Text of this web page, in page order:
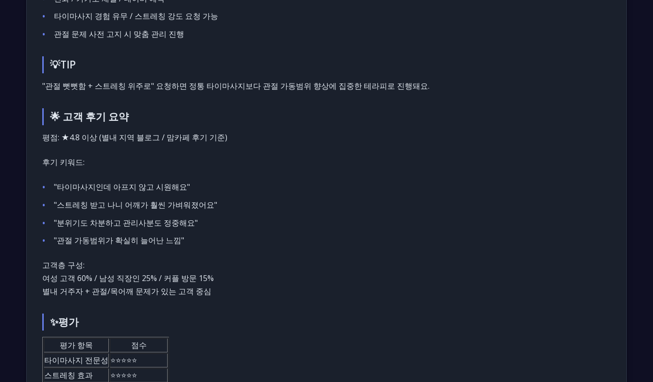
타이마사지 경험 유무 / 스트레칭 강도 요청 가능
관절 문제 사전 고지 시 맞춤 관리 진행
💡TIP
"관절 뻣뻣함 + 스트레칭 위주로" 요청하면 정통 타이마사지보다 관절 가동범위 향상에 집중한 테라피로 진행돼요.
🌟 고객 후기 요약
평점: ★4.8 이상 (별내 지역 블로그 / 맘카페 후기 기준)
후기 키워드:
"타이마사지인데 아프지 않고 시원해요"
"스트레칭 받고 나니 어깨가 훨씬 가벼워졌어요"
"분위기도 차분하고 관리사분도 정중해요"
"관절 가동범위가 확실히 늘어난 느낌"
고객층 구성:
여성 고객 60% / 남성 직장인 25% / 커플 방문 15%
별내 거주자 + 관절/목어깨 문제가 있는 고객 중심
✨평가
평가 항목
점수
타이마사지 전문성 ⭐️⭐️⭐️⭐️⭐️
스트레칭 효과
⭐️⭐️⭐️⭐️⭐️